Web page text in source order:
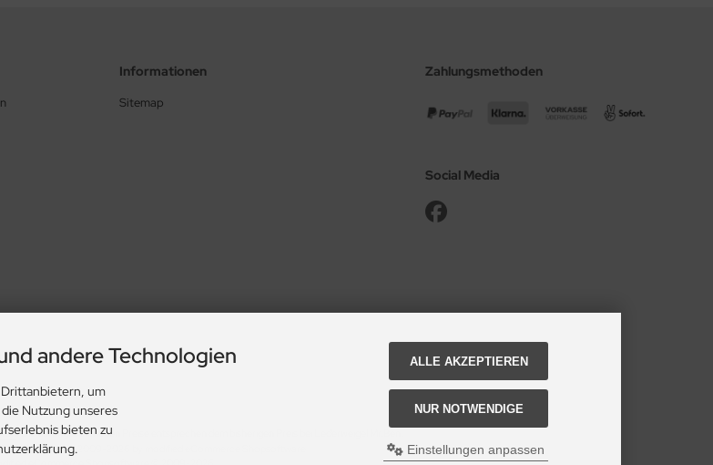
Informationen
Sitemap
Zahlungsmethoden
Social Media
. Die durchgestrichenen Preise entsprechen dem bisherigen Preis bei Lederweigel Mr.Ben.
| Template © 2009-2026 by modified eCommerce Shopsoftware
andere Technologien
um
Nutzung unseres
bieten zu
ALLE AKZEPTIEREN
NUR NOTWENDIGE
Einstellungen anpassen